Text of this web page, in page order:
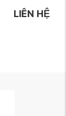
LIÊN HỆ